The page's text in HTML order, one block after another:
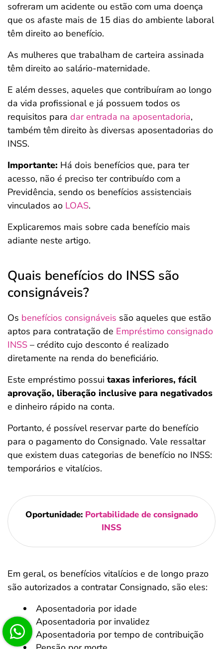
sofreram um acidente ou estão com uma doença
que os afaste mais de 15 dias do ambiente laboral
têm direito ao benefício.
As mulheres que trabalham de carteira assinada
têm direito ao salário-maternidade.
E além desses, aqueles que contribuíram ao longo
da vida profissional e já possuem todos os
requisitos para dar entrada na aposentadoria,
também têm direito às diversas aposentadorias do
INSS.
Importante: Há dois benefícios que, para ter
acesso, não é preciso ter contribuído com a
Previdência, sendo os benefícios assistenciais
vinculados ao LOAS.
Explicaremos mais sobre cada benefício mais
adiante neste artigo.
Quais benefícios do INSS são
consignáveis?
Os benefícios consignáveis são aqueles que estão
aptos para contratação de Empréstimo consignado
INSS – crédito cujo desconto é realizado
diretamente na renda do beneficiário.
Este empréstimo possui taxas inferiores, fácil
aprovação, liberação inclusive para negativados
e dinheiro rápido na conta.
Portanto, é possível reservar parte do benefício
para o pagamento do Consignado. Vale ressaltar
que existem duas categorias de benefício no INSS:
temporários e vitalícios.
Oportunidade: Portabilidade de consignado
INSS
Em geral, os benefícios vitalícios e de longo prazo
são autorizados a contratar Consignado, são eles:
Aposentadoria por idade
Aposentadoria por invalidez
Aposentadoria por tempo de contribuição